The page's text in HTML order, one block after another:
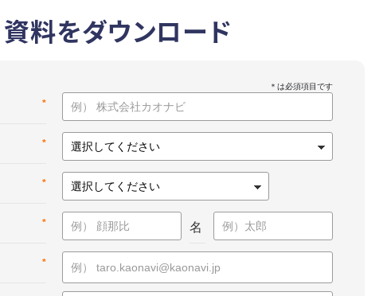
資料をダウンロード
*
*
*
* 名
*